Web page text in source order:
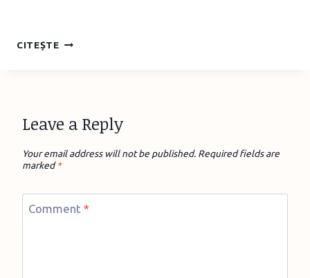
CITEȘTECUM
VIAȚA
A
Leave a Reply
Your email address will not be published. Required fields are
marked*
Comment *